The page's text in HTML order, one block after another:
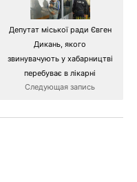
Депутат міської ради Євген
Дикань, якого
звинувачують у хабарництві
перебуває в лікарні
Следующая запись